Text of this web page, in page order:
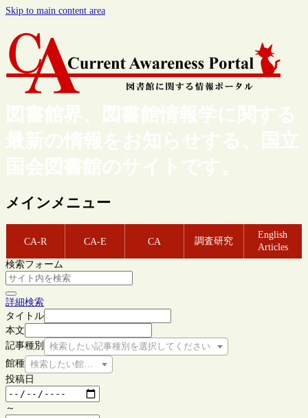
Skip to main content area
図書館界、図書館情報学に関する
最新の情報をお知らせする、国立
国会図書館のサイトです。
メインメニュー
CA-R CA-E CA 調査研究
English
Articles
検索フォーム
詳細検索
タイトル
本文
記事種別
検索したい記事種別を選択してください
館種 検索したい館種を選択してください
投稿日
～